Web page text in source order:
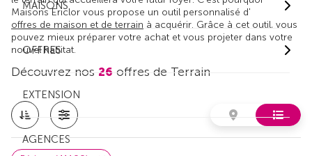
MAISONS
OFFRES
EXTENSION
AGENCES
Maisons Ericlor vous propose un outil personnalisé d'
offres de maison et de terrain à acquérir. Grâce à cet outil, vous
pouvez mieux préparer votre achat et vous projeter dans votre
nouvel habitat.
Découvrez nos 26 offres de Terrain